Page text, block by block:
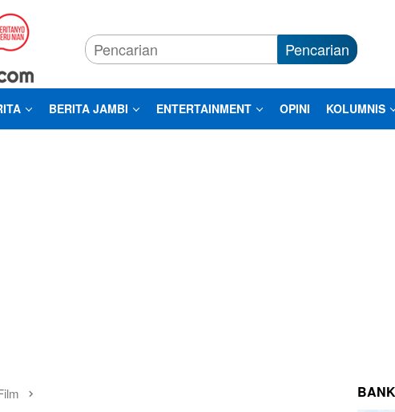
Pencarian
BERITA JAMBI ENTERTAINMENT OPINI KOLUMNIS